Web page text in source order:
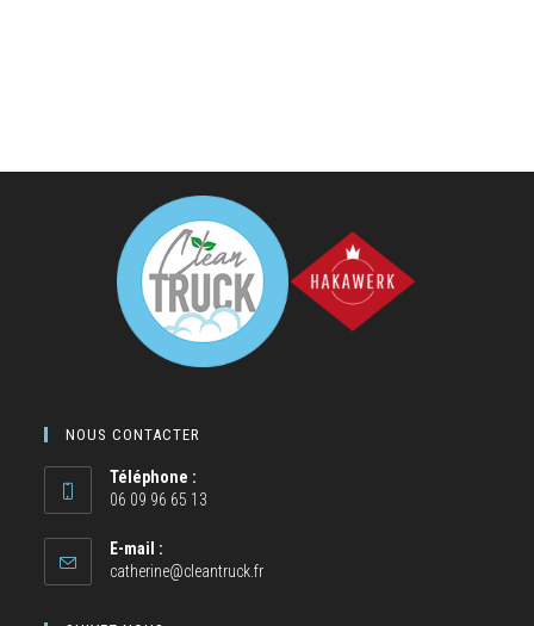
NOUS CONTACTER
Téléphone :
06 09 96 65 13
E-mail :
catherine@cleantruck.fr